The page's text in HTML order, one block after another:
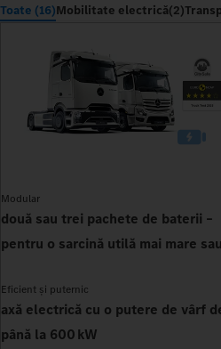
Toate (16)Mobilitate electrică(2)
Modular
două sau trei pachete de baterii –
pentru o sarcină utilă mai mare sau
Eficient și puternic
axă electrică cu o putere de vârf
până la 600 kW